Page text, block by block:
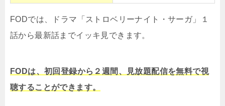
FODでは、ドラマ「ストロベリーナイト・サーガ」１
話から最新話までイッキ見できます。
FODは、初回登録から２週間、見放題配信を無料で視
聴することができます。